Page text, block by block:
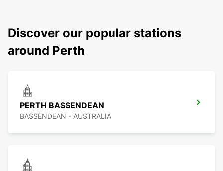
Discover our popular stations
around Perth
PERTH BASSENDEAN
BASSENDEAN - AUSTRALIA